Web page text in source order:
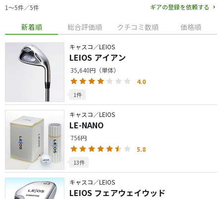
1〜5件／5件 ギアの登録を依頼する
新着順 総合評価順 クチコミ数順 価格順
キャスコ／LEIOS
LEIOS アイアン
35,640円（単体）
4.0
1件
キャスコ／LEIOS
LE-NANO
756円
5.8
13件
キャスコ／LEIOS
LEIOS フェアウェイウッド